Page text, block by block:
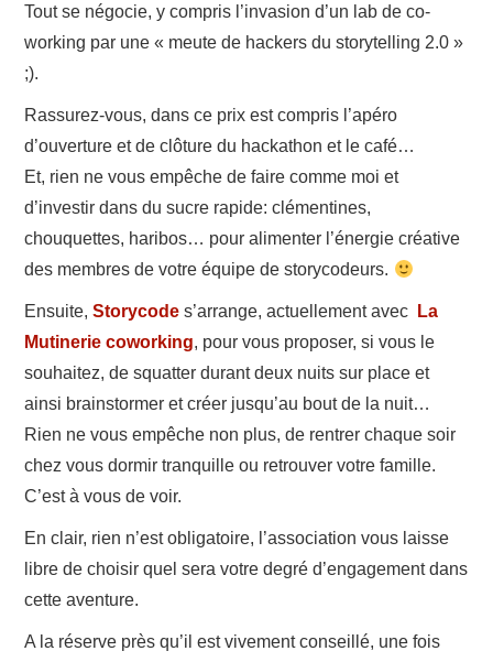
Tout se négocie, y compris l’invasion d’un lab de co-
working par une « meute de hackers du storytelling 2.0 »
;).
Rassurez-vous, dans ce prix est compris l’apéro
d’ouverture et de clôture du hackathon et le café…
Et, rien ne vous empêche de faire comme moi et
d’investir dans du sucre rapide: clémentines,
chouquettes, haribos… pour alimenter l’énergie créative
des membres de votre équipe de storycodeurs.
Ensuite,Storycode s’arrange, actuellement avec
La
Mutinerie coworking, pour vous proposer, si vous le
souhaitez, de squatter durant deux nuits sur place et
ainsi brainstormer et créer jusqu’au bout de la nuit…
Rien ne vous empêche non plus, de rentrer chaque soir
chez vous dormir tranquille ou retrouver votre famille.
C’est à vous de voir.
En clair, rien n’est obligatoire, l’association vous laisse
libre de choisir quel sera votre degré d’engagement dans
cette aventure.
A la réserve près qu’il est vivement conseillé, une fois